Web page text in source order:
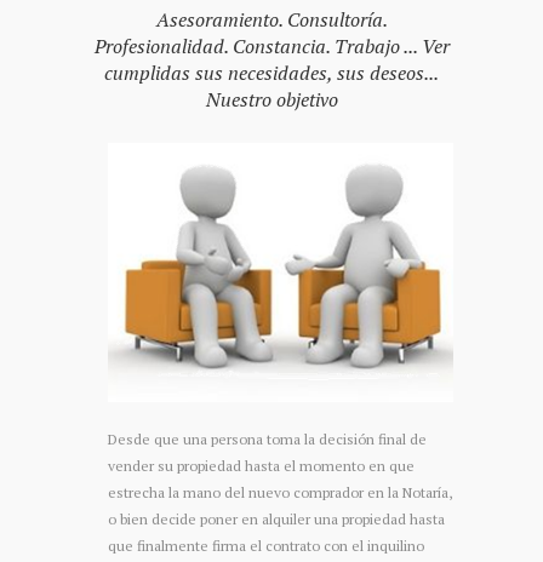
Asesoramiento. Consultoría.
Profesionalidad. Constancia. Trabajo ... Ver
cumplidas sus necesidades, sus deseos...
Nuestro objetivo
Desde que una persona toma la decisión final de
vender su propiedad hasta el momento en que
estrecha la mano del nuevo comprador en la Notaría,
o bien decide poner en alquiler una propiedad hasta
que finalmente firma el contrato con el inquilino